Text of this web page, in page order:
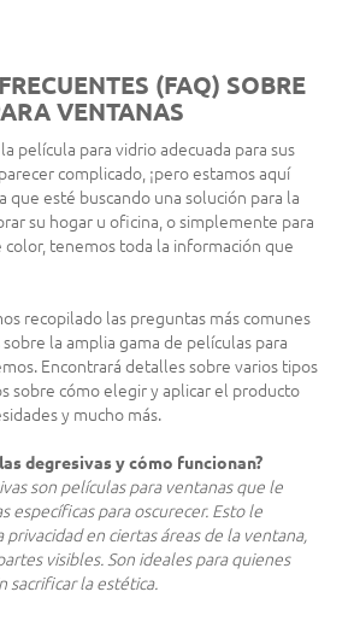
(FAQ) SOBRE
VENTANAS
película para vidrio adecuada para sus
complicado, ¡pero estamos aquí
que esté buscando una solución para la
su hogar u oficina, o simplemente para
tenemos toda la información que
recopilado las preguntas más comunes
la amplia gama de películas para
Encontrará detalles sobre varios tipos
sobre cómo elegir y aplicar el producto
y mucho más.
degresivas y cómo funcionan?
son películas para ventanas que le
específicas para oscurecer. Esto le
en ciertas áreas de la ventana,
visibles. Son ideales para quienes
sacrificar la estética.